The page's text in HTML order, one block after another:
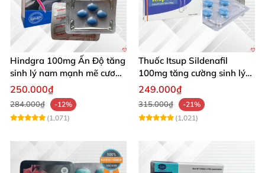
Hindgra 100mg Ấn Độ tăng
sinh lý nam mạnh mẽ cương
dương lâu
250.000₫
284.000₫
-12%
(1,071)
Thuốc Itsup Sildenafil
100mg tăng cường sinh lý
kéo dài thời gian cho nam
249.000₫
315.000₫
-21%
(1,021)